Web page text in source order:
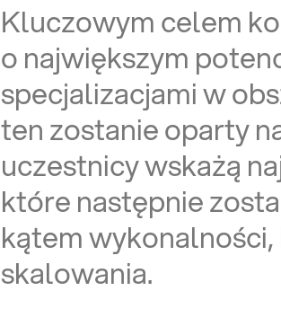
Kluczowym celem
o największym
specjalizacjami w
ten zostanie oparty
uczestnicy wskażą
które następnie
kątem
skalowania.